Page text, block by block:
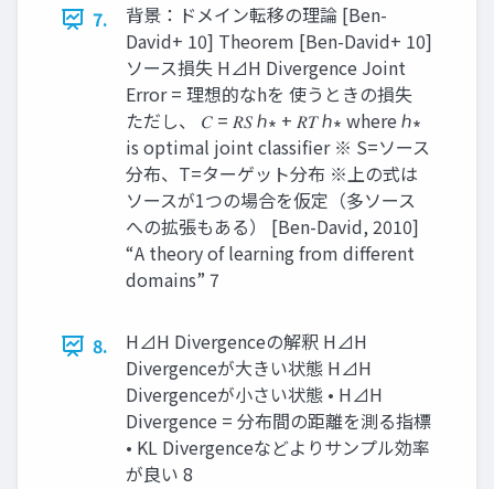
7.
背景：ドメイン転移の理論 [Ben-
David+ 10] Theorem [Ben-David+ 10]
ソース損失 H⊿H Divergence Joint
Error = 理想的なhを 使うときの損失
ただし、 𝐶 = 𝑅𝑆 ℎ∗ + 𝑅𝑇 ℎ∗ where ℎ∗
is optimal joint classifier ※ S=ソース
分布、T=ターゲット分布 ※上の式は
ソースが1つの場合を仮定（多ソース
への拡張もある） [Ben-David, 2010]
“A theory of learning from different
domains” 7
8.
H⊿H Divergenceの解釈 H⊿H
Divergenceが大きい状態 H⊿H
Divergenceが小さい状態 • H⊿H
Divergence = 分布間の距離を測る指標
• KL Divergenceなどよりサンプル効率
が良い 8